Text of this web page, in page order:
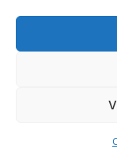
Copyright ©